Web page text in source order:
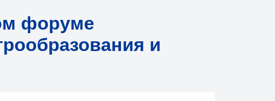
форуме
и